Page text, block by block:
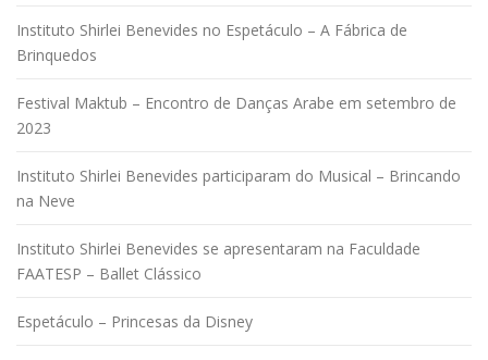
p
o
s
t
Instituto Shirlei Benevides no Espetáculo – A Fábrica de
Brinquedos
Festival Maktub – Encontro de Danças Arabe em setembro de
2023
Instituto Shirlei Benevides participaram do Musical – Brincando
na Neve
Instituto Shirlei Benevides se apresentaram na Faculdade
FAATESP – Ballet Clássico
Espetáculo – Princesas da Disney